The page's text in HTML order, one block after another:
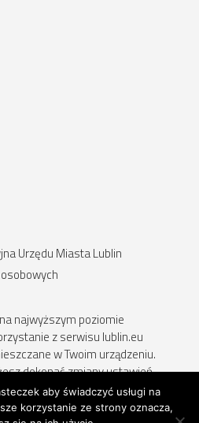
Urzędu Miasta Lublin
najwyższym poziomie
z serwisu lublin.eu
w Twoim urządzeniu.
dokonać zmiany ustawień
informacji w Polityce prywatności.
aby świadczyć usługi na
korzystanie ze strony oznacza,